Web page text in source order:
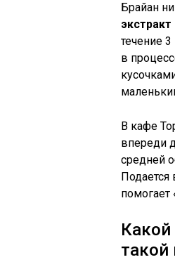
Брайан
экстракт
течение
в
В кафе
впереди
средней
помогает